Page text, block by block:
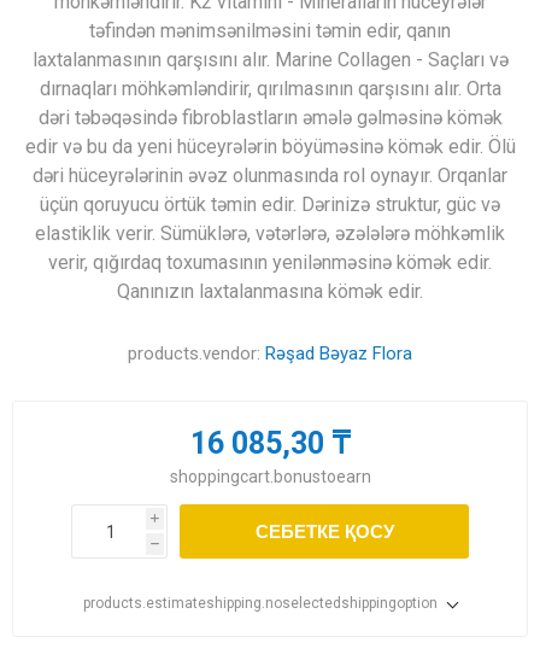
təfindən mənimsənilməsini təmin edir, qanın
laxtalanmasının qarşısını alır. Marine Collagen - Saçları və
dırnaqları möhkəmləndirir, qırılmasının qarşısını alır. Orta
dəri təbəqəsində fibroblastların əmələ gəlməsinə kömək
edir və bu da yeni hüceyrələrin böyüməsinə kömək edir. Ölü
dəri hüceyrələrinin əvəz olunmasında rol oynayır. Orqanlar
üçün qoruyucu örtük təmin edir. Dərinizə struktur, güc və
elastiklik verir. Sümüklərə, vətərlərə, əzələlərə möhkəmlik
verir, qığırdaq toxumasının yenilənməsinə kömək edir.
Qanınızın laxtalanmasına kömək edir.
products.vendor: Rəşad Bəyaz Flora
16 085,30 ₸
shoppingcart.bonustoearn
i
h
СЕБЕТКЕ ҚОСУ
products.estimateshipping.noselectedshippingoption